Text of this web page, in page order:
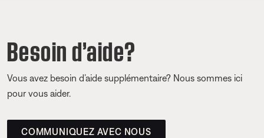
Besoin d’aide?
Vous avez besoin d’aide supplémentaire? Nous sommes ici
pour vous aider.
COMMUNIQUEZ AVEC NOUS